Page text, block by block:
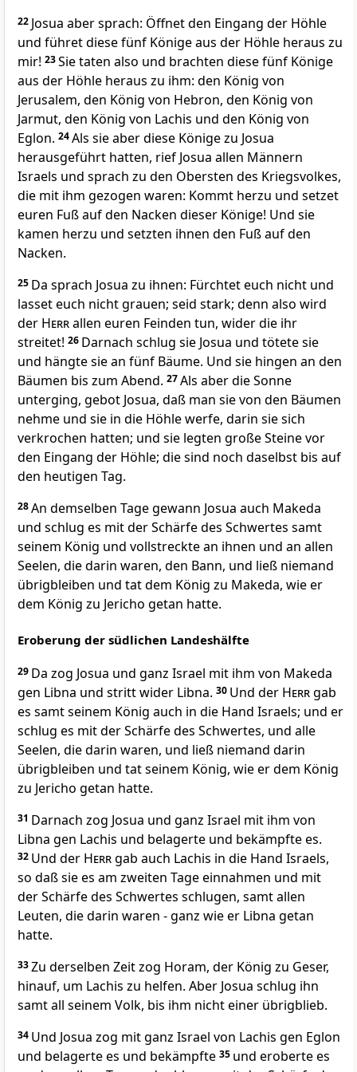
22 Josua aber sprach: Öffnet den Eingang der Höhle
und führet diese fünf Könige aus der Höhle heraus zu
mir! 23Sie taten also und brachten diese fünf Könige
aus der Höhle heraus zu ihm: den König von
Jerusalem, den König von Hebron, den König von
Jarmut, den König von Lachis und den König von
Eglon. 24Als sie aber diese Könige zu Josua
herausgeführt hatten, rief Josua allen Männern
Israels und sprach zu den Obersten des Kriegsvolkes,
die mit ihm gezogen waren: Kommt herzu und setzet
euren Fuß auf den Nacken dieser Könige! Und sie
kamen herzu und setzten ihnen den Fuß auf den
Nacken.
25 Da sprach Josua zu ihnen: Fürchtet euch nicht und
lasset euch nicht grauen; seid stark; denn also wird
der Herrallen euren Feinden tun, wider die ihr
streitet! 26 Darnach schlug sie Josua und tötete sie
und hängte sie an fünf Bäume. Und sie hingen an den
Bäumen bis zum Abend. 27Als aber die Sonne
unterging, gebot Josua, daß man sie von den Bäumen
nehme und sie in die Höhle werfe, darin sie sich
verkrochen hatten; und sie legten große Steine vor
den Eingang der Höhle; die sind noch daselbst bis auf
den heutigen Tag.
28An demselben Tage gewann Josua auch Makeda
und schlug es mit der Schärfe des Schwertes samt
seinem König und vollstreckte an ihnen und an allen
Seelen, die darin waren, den Bann, und ließ niemand
übrigbleiben und tat dem König zu Makeda, wie er
dem König zu Jericho getan hatte.
Eroberung der südlichen Landeshälfte
29 Da zog Josua und ganz Israel mit ihm von Makeda
gen Libna und stritt wider Libna. 30 Und der Herrgab
es samt seinem König auch in die Hand Israels; und er
schlug es mit der Schärfe des Schwertes, und alle
Seelen, die darin waren, und ließ niemand darin
übrigbleiben und tat seinem König, wie er dem König
zu Jericho getan hatte.
31 Darnach zog Josua und ganz Israel mit ihm von
Libna gen Lachis und belagerte und bekämpfte es.
32 Und der Herrgab auch Lachis in die Hand Israels,
so daß sie es am zweiten Tage einnahmen und mit
der Schärfe des Schwertes schlugen, samt allen
Leuten, die darin waren - ganz wie er Libna getan
hatte.
33Zu derselben Zeit zog Horam, der König zu Geser,
hinauf, um Lachis zu helfen. Aber Josua schlug ihn
samt all seinem Volk, bis ihm nicht einer übrigblieb.
34 Und Josua zog mit ganz Israel von Lachis gen Eglon
und belagerte es und bekämpfte 35 und eroberte es